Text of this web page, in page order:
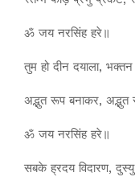
ॐ जय नरसिंह हरे॥
तुम हो दीन दयाला, भक्तन
अद्भुत रूप बनाकर, अद्भुत
ॐ जय नरसिंह हरे॥
सबके ह्रदय विदारण, दुस्यु